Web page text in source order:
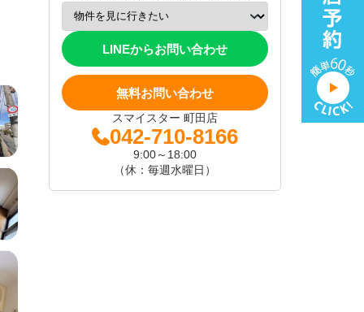
LINEからお問い合わせ
無料お問い合わせ
スマイスター 町田店
042-710-8166
9:00～18:00
（休：毎週水曜日）